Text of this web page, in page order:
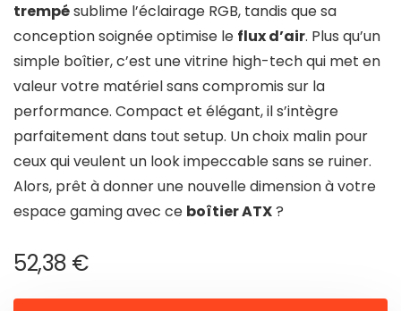
trempésublime l’éclairage RGB, tandis que sa
conception soignée optimise le flux d’air. Plus qu’un
simple boîtier, c’est une vitrine high-tech qui met en
valeur votre matériel sans compromis sur la
performance. Compact et élégant, il s’intègre
parfaitement dans tout setup. Un choix malin pour
ceux qui veulent un look impeccable sans se ruiner.
Alors, prêt à donner une nouvelle dimension à votre
espace gaming avec ce boîtier ATX?
52,38 €